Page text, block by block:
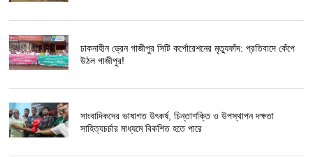
ঢাকনাহীন ড্রেন গাজীপুর সিটি কর্পোরেশনের মৃত্যুফাঁদ: প্রতিবাদে কেঁপে
উঠল গাজীপুর!
সাংবাদিকদের ভাষাগত উৎকর্ষ, চিন্তাশক্তি ও উপস্থাপন দক্ষতা
সাহিত্যচর্চার মাধ্যমে বিকশিত হতে পারে